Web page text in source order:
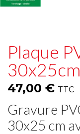
Plaque
30x25cm
47,00 € TTC
Gravure
30x25 cm